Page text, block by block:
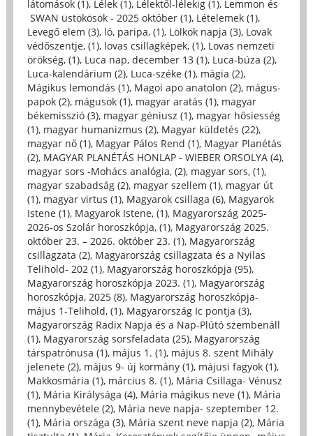
látomások (1), Lélek (1), Lélektől-lélekig (1), Lemmon és
SWAN üstökösök - 2025 október (1), Lételemek (1),
Levegő elem (3), ló, paripa, (1), Lölkök napja (3), Lovak
védőszentje, (1), lovas csillagképek, (1), Lovas nemzeti
örökség, (1), Luca nap, december 13 (1), Luca-búza (2),
Luca-kalendárium (2), Luca-széke (1), mágia (2),
Mágikus lemondás (1), Magoi apo anatolon (2), mágus-
papok (2), mágusok (1), magyar aratás (1), magyar
békemisszió (3), magyar géniusz (1), magyar hősiesség
(1), magyar humanizmus (2), Magyar küldetés (22),
magyar nő (1), Magyar Pálos Rend (1), Magyar Planétás
(2), MAGYAR PLANÉTÁS HONLAP - WIEBER ORSOLYA (4),
magyar sors -Mohács analógia, (2), magyar sors, (1),
magyar szabadság (2), magyar szellem (1), magyar út
(1), magyar virtus (1), Magyarok csillaga (6), Magyarok
Istene (1), Magyarok Istene, (1), Magyarország 2025-
2026-os Szolár horoszkópja, (1), Magyarország 2025.
október 23. – 2026. október 23. (1), Magyarország
csillagzata (2), Magyarország csillagzata és a Nyilas
Telihold- 202 (1), Magyarország horoszkópja (95),
Magyarország horoszkópja 2023. (1), Magyarország
horoszkópja, 2025 (8), Magyarország horoszkópja-
május 1-Telihold, (1), Magyarország Ic pontja (3),
Magyarország Radix Napja és a Nap-Plútó szembenáll
(1), Magyarország sorsfeladata (25), Magyarország
társpatrónusa (1), május 1. (1), május 8. szent Mihály
jelenete (2), május 9- új kormány (1), májusi fagyok (1),
Makkosmária (1), március 8. (1), Mária Csillaga- Vénusz
(1), Mária Királysága (4), Mária mágikus neve (1), Mária
mennybevétele (2), Mária neve napja- szeptember 12.
(1), Mária országa (3), Mária szent neve napja (2), Mária